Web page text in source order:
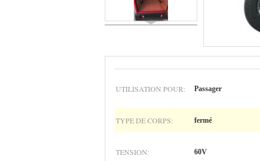
UTILISATION POUR: Passager
TYPE DE CORPS: fermé
TENSION: 60V